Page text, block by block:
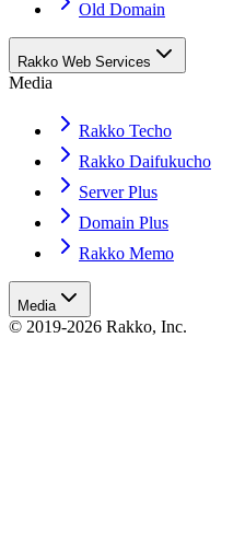
Old Domain
Rakko Web Services
Media
Rakko Techo
Rakko Daifukucho
Server Plus
Domain Plus
Rakko Memo
Media
© 2019-2026 Rakko, Inc.